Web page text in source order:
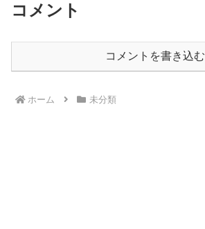
コメント
コメントを書き込む
ホーム 未分類